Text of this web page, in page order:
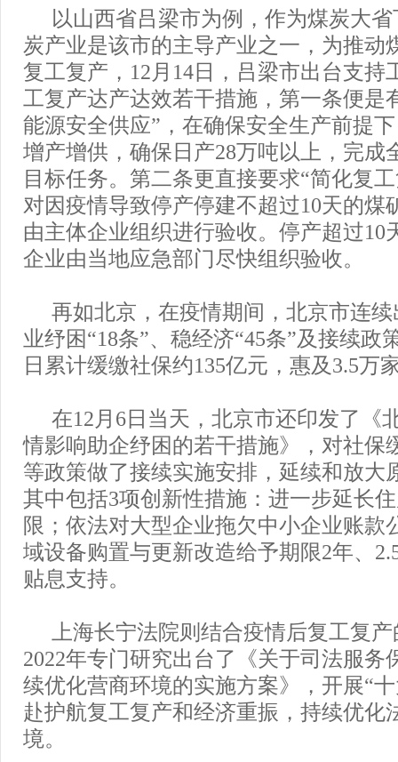
以山西省吕梁市为例，作为煤炭大
炭产业是该市的主导产业之一，为推动
复工复产，12月14日，吕梁市出台支持
工复产达产达效若干措施，第一条便是
能源安全供应”，在确保安全生产前提
增产增供，确保日产28万吨以上，完成
目标任务。第二条更直接要求“简化复
对因疫情导致停产停建不超过10天的煤
由主体企业组织进行验收。停产超过10
企业由当地应急部门尽快组织验收。
再如北京，在疫情期间，北京市连
业纾困“18条”、稳经济“45条”及接续政
日累计缓缴社保约135亿元，惠及3.5万
在12月6日当天，北京市还印发了《
情影响助企纾困的若干措施》，对社保
等政策做了接续实施安排，延续和放大
其中包括3项创新性措施：进一步延长
限；依法对大型企业拖欠中小企业账款
域设备购置与更新改造给予期限2年、
贴息支持。
上海长宁法院则结合疫情后复工复
2022年专门研究出台了《关于司法服务
续优化营商环境的实施方案》，开展“
赴护航复工复产和经济重振，持续优化
境。